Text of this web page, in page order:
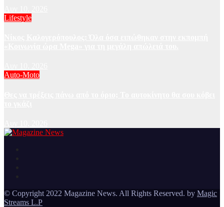
Lifestyle
Auto-Moto
© Copyright 2022 Magazine News. All Rights Reserved. by Magic
Streams L.P